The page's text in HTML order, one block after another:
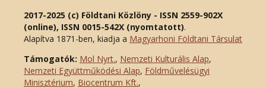
2017-2025 (c) Földtani Közlöny - ISSN 2559-902X
(online), ISSN 0015-542X (nyomtatott).
Alapítva 1871-ben, kiadja a Magyarhoni Földtani Társulat
Támogatók: Mol Nyrt., Nemzeti Kulturális Alap,
Nemzeti Együttműködési Alap, Földművelésügyi
Minisztérium, Biocentrum Kft.,